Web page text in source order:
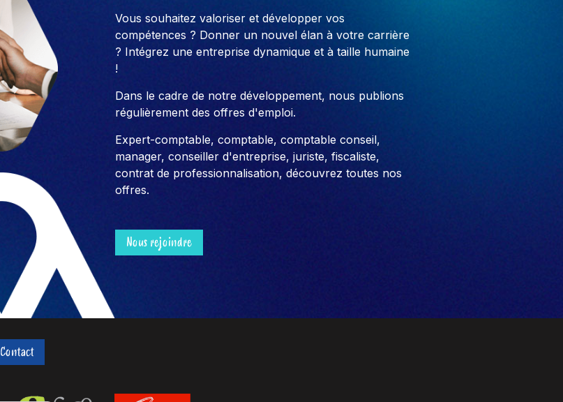
Vous souhaitez valoriser et développer vos
compétences ? Donner un nouvel élan à votre carrière
? Intégrez une entreprise dynamique et à taille humaine
!
Dans le cadre de notre développement, nous publions
régulièrement des offres d'emploi.
Expert-comptable, comptable, comptable conseil,
manager, conseiller d'entreprise, juriste, fiscaliste,
contrat de professionnalisation, découvrez toutes nos
offres.
Nous rejoindre
Contact